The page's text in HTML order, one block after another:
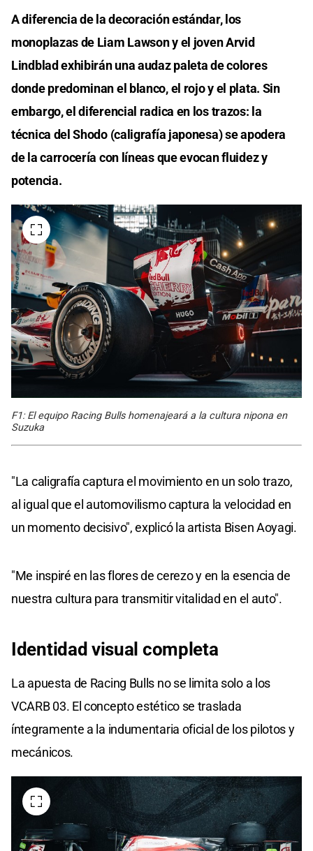
A diferencia de la decoración estándar, los
monoplazas de Liam Lawson y el joven Arvid
Lindblad exhibirán una audaz paleta de colores
donde predominan el blanco, el rojo y el plata. Sin
embargo, el diferencial radica en los trazos: la
técnica del Shodo (caligrafía japonesa) se apodera
de la carrocería con líneas que evocan fluidez y
potencia.
F1: El equipo Racing Bulls homenajeará a la cultura nipona en
Suzuka
"La caligrafía captura el movimiento en un solo trazo,
al igual que el automovilismo captura la velocidad en
un momento decisivo", explicó la artista Bisen Aoyagi.
"Me inspiré en las flores de cerezo y en la esencia de
nuestra cultura para transmitir vitalidad en el auto".
Identidad visual completa
La apuesta de Racing Bulls no se limita solo a los
VCARB 03. El concepto estético se traslada
íntegramente a la indumentaria oficial de los pilotos y
mecánicos.